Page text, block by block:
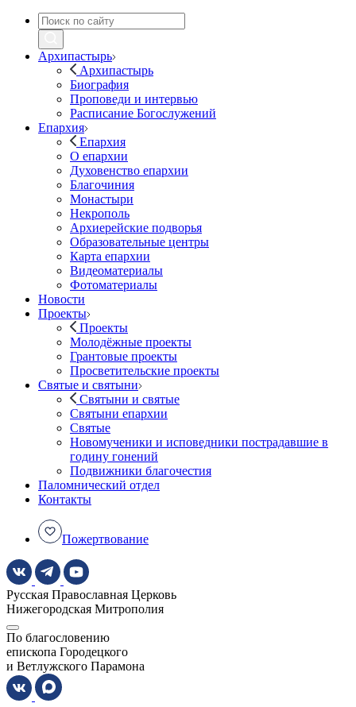
Архипастырь
Архипастырь
Биография
Проповеди и интервью
Расписание Богослужений
Епархия
Епархия
О епархии
Духовенство епархии
Благочиния
Монастыри
Некрополь
Архиерейские подворья
Образовательные центры
Карта епархии
Видеоматериалы
Фотоматериалы
Новости
Проекты
Проекты
Молодёжные проекты
Грантовые проекты
Просветительские проекты
Святые и святыни
Святыни и святые
Святыни епархии
Святые
Новомученики и исповедники пострадавшие в
годину гонений
Подвижники благочестия
Паломнический отдел
Контакты
Пожертвование
Русская Православная Церковь
Нижегородская Митрополия
По благословению
епископа Городецкого
и Ветлужского Парамона